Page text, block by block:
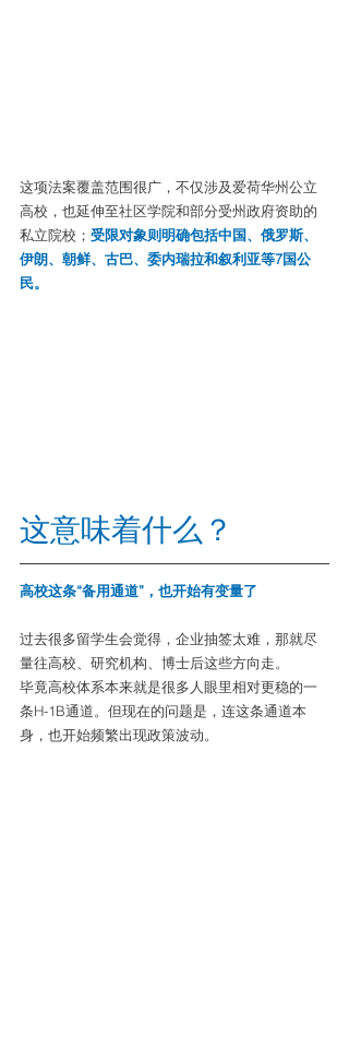
这项法案覆盖范围很广，不仅涉及爱荷华州公立
高校，也延伸至社区学院和部分受州政府资助的
私立院校； 受限对象则明确包括中国、俄罗斯、
伊朗、朝鲜、古巴、委内瑞拉和叙利亚等7国公
民。
这意味着什么？
高校这条“备用通道”，也开始有变量了
过去很多留学生会觉得，企业抽签太难，那就尽
量往高校、研究机构、博士后这些方向走。
毕竟高校体系本来就是很多人眼里相对更稳的一
条H-1B通道。但现在的问题是，连这条通道本
身，也开始频繁出现政策波动。